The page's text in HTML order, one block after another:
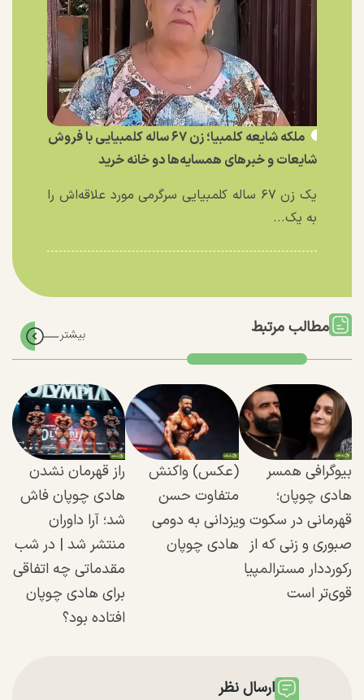
ملکه شایعه کلمبیا؛ زن ۶۷ ساله کلمبیایی با فروش
شایعات و خبر‌های همسایه‌ها دو خانه خرید
یک زن ۶۷ ساله کلمبیایی سرگرمی مورد علاقه‌اش را
به یک...
مطالب مرتبط
بیوگرافی همسر
هادی چوپان؛
قهرمانی در سکوت و
صبوری و زنی که از
رکورددار مسترالمپیا
قوی‌تر است
(عکس) واکنش
متفاوت حسن
یزدانی به دومی
هادی چوپان
راز قهرمان نشدن
هادی چوپان فاش
شد؛ آرا داوران
منتشر شد | در شب
مقدماتی چه اتفاقی
برای هادی چوپان
افتاده بود؟
ارسال نظر